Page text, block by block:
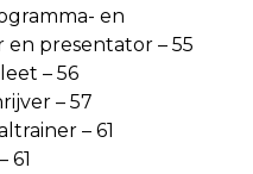
en
presentator – 55
– 56
– 57
– 61
61